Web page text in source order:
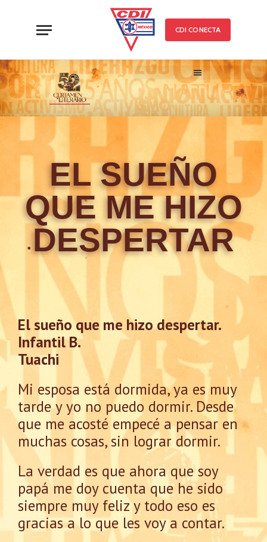
CDI CONECTA
EL SUEÑO
QUE ME HIZO
DESPERTAR
El sueño que me hizo despertar.
Infantil B.
Tuachi
Mi esposa está dormida, ya es muy
tarde y yo no puedo dormir. Desde
que me acosté empecé a pensar en
muchas cosas, sin lograr dormir.
La verdad es que ahora que soy
papá me doy cuenta que he sido
siempre muy feliz y todo eso es
gracias a lo que les voy a contar.